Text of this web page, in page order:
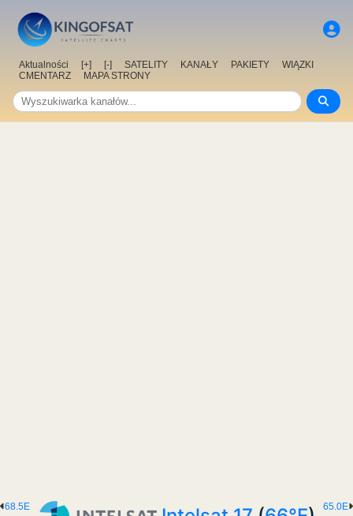
Aktualności [+] [-] SATELITY KANAŁY PAKIETY
WIĄZKI
CMENTARZ
MAPA STRONY
65.0E
68.5E